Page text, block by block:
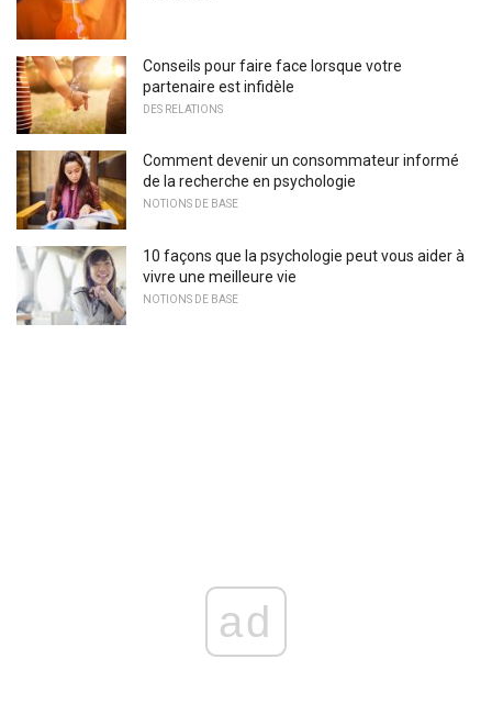
Conseils pour faire face lorsque votre
partenaire est infidèle
DES RELATIONS
Comment devenir un consommateur informé
de la recherche en psychologie
NOTIONS DE BASE
10 façons que la psychologie peut vous aider à
vivre une meilleure vie
NOTIONS DE BASE
ad